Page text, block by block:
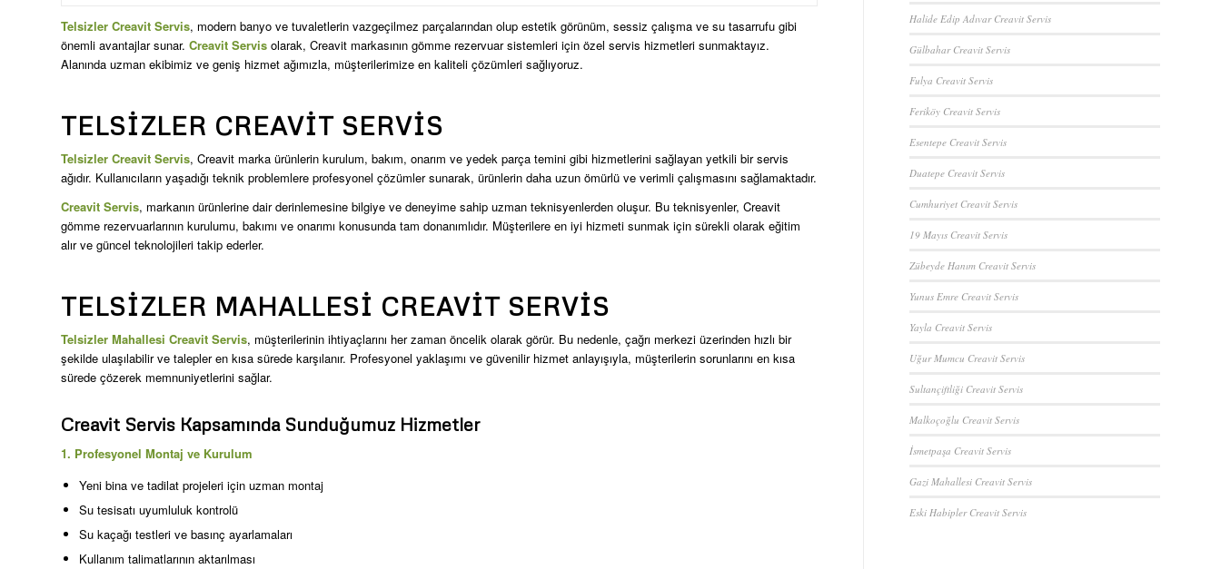
Telsizler Creavit Servis, modern banyo ve tuvaletlerin vazgeçilmez parçalarından olup estetik görünüm, sessiz çalışma ve su tasarrufu gibi
önemli avantajlar sunar. Creavit Servis olarak, Creavit markasının gömme rezervuar sistemleri için özel servis hizmetleri sunmaktayız.
Alanında uzman ekibimiz ve geniş hizmet ağımızla, müşterilerimize en kaliteli çözümleri sağlıyoruz.
TELSIZLER CREAVIT SERVIS
Telsizler Creavit Servis, Creavit marka ürünlerin kurulum, bakım, onarım ve yedek parça temini gibi hizmetlerini sağlayan yetkili bir servis
ağıdır. Kullanıcıların yaşadığı teknik problemlere profesyonel çözümler sunarak, ürünlerin daha uzun ömürlü ve verimli çalışmasını sağlamaktadır.
Creavit Servis, markanın ürünlerine dair derinlemesine bilgiye ve deneyime sahip uzman teknisyenlerden oluşur. Bu teknisyenler, Creavit
gömme rezervuarlarının kurulumu, bakımı ve onarımı konusunda tam donanımlıdır. Müşterilere en iyi hizmeti sunmak için sürekli olarak eğitim
alır ve güncel teknolojileri takip ederler.
TELSIZLER MAHALLESI CREAVIT SERVIS
Telsizler Mahallesi Creavit Servis, müşterilerinin ihtiyaçlarını her zaman öncelik olarak görür. Bu nedenle, çağrı merkezi üzerinden hızlı bir
şekilde ulaşılabilir ve talepler en kısa sürede karşılanır. Profesyonel yaklaşımı ve güvenilir hizmet anlayışıyla, müşterilerin sorunlarını en kısa
sürede çözerek memnuniyetlerini sağlar.
Creavit Servis Kapsamında Sunduğumuz Hizmetler
1. Profesyonel Montaj ve Kurulum
Yeni bina ve tadilat projeleri için uzman montaj
Su tesisatı uyumluluk kontrolü
Su kaçağı testleri ve basınç ayarlamaları
Kullanım talimatlarının aktarılması
Halide Edip Adıvar Creavit Servis
Gülbahar Creavit Servis
Fulya Creavit Servis
Feriköy Creavit Servis
Esentepe Creavit Servis
Duatepe Creavit Servis
Cumhuriyet Creavit Servis
19 Mayıs Creavit Servis
Zübeyde Hanım Creavit Servis
Yunus Emre Creavit Servis
Yayla Creavit Servis
Uğur Mumcu Creavit Servis
Sultançiftliği Creavit Servis
Malkoçoğlu Creavit Servis
İsmetpaşa Creavit Servis
Gazi Mahallesi Creavit Servis
Eski Habipler Creavit Servis